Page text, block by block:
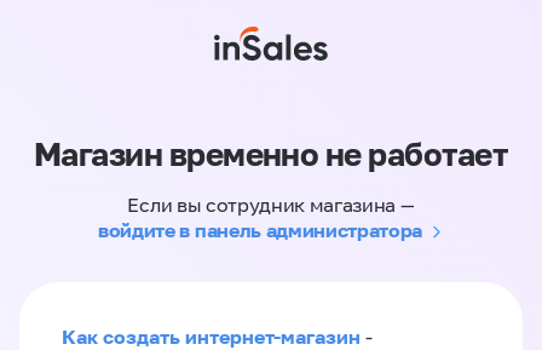
Магазин временно не работает
Если вы сотрудник магазина —
войдите в панель администратора
Как создать интернет-магазин -